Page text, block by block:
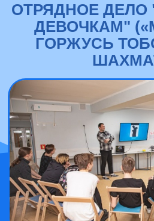
ОТРЯДНОЕ ДЕЛО
ДЕВОЧКАМ"
ГОРЖУСЬ